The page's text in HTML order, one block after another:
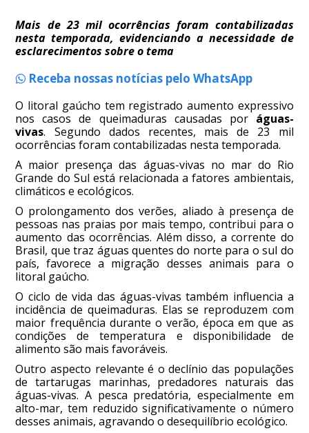
Mais de 23 mil ocorrências foram contabilizadas
nesta temporada, evidenciando a necessidade de
esclarecimentos sobre o tema
Receba nossas notícias pelo WhatsApp
O litoral gaúcho tem registrado aumento expressivo
nos casos de queimaduras causadas por águas-
vivas. Segundo dados recentes, mais de 23 mil
ocorrências foram contabilizadas nesta temporada.
A maior presença das águas-vivas no mar do Rio
Grande do Sul está relacionada a fatores ambientais,
climáticos e ecológicos.
O prolongamento dos verões, aliado à presença de
pessoas nas praias por mais tempo, contribui para o
aumento das ocorrências. Além disso, a corrente do
Brasil, que traz águas quentes do norte para o sul do
país, favorece a migração desses animais para o
litoral gaúcho.
O ciclo de vida das águas-vivas também influencia a
incidência de queimaduras. Elas se reproduzem com
maior frequência durante o verão, época em que as
condições de temperatura e disponibilidade de
alimento são mais favoráveis.
Outro aspecto relevante é o declínio das populações
de tartarugas marinhas, predadores naturais das
águas-vivas. A pesca predatória, especialmente em
alto-mar, tem reduzido significativamente o número
desses animais, agravando o desequilíbrio ecológico.